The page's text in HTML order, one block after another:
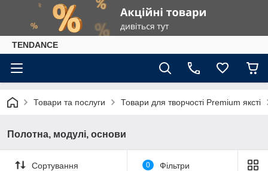
TENDANCE
Товари та послуги Товари для творчості Premium яксті
Полотна, модулі, основи
Сортування 0 Фільтри